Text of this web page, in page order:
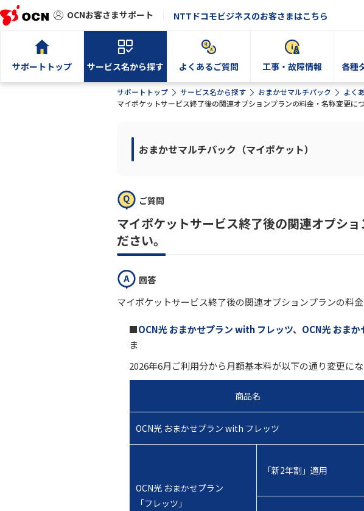
OCNお客さまサポート NTTドコモビジネスのお客さまはこちら
サポートトップ サービス名から探す よくあるご質問 工事・故障情報 各種
サポートトップ サービス名から探す おまかせマルチパック よく
マイポケットサービス終了後の関連オプションプランの料金・名称変更に
おまかせマルチパック（マイポケット）
ご質問
マイポケットサービス終了後の関連オプシ
ださい。
回答
マイポケットサービス終了後の関連オプションプランの料
■OCN光 おまかせプラン with フレッツ、 OCN光 おまか
ま
2026年6月ご利用分から月額基本料が以下の通り変更にな
商品名
OCN光 おまかせプラン with フレッツ
OCN光 おまかせプラン
「フレッツ」
「新2年割」適用